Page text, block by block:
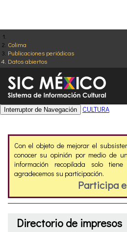
Colima
Publicaciones periódicas
Datos abiertos
Interruptor de Navegación CULTURA
Con el objeto de mejorar el
conocer su opinión por medio de
información recopilada solo
agradecemos su participación.
Participa
Directorio de impresos